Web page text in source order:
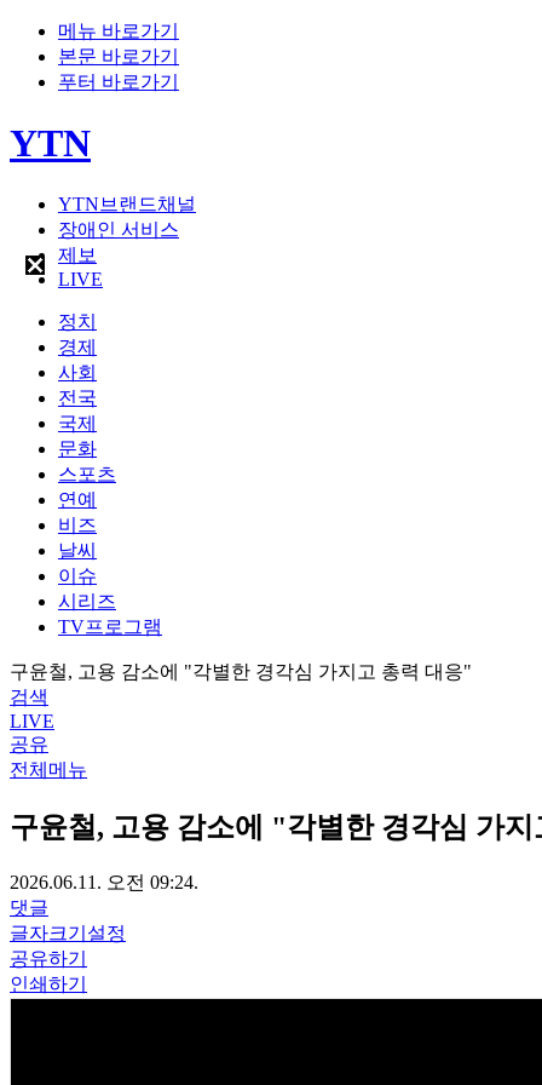
메뉴 바로가기
본문 바로가기
푸터 바로가기
YTN
YTN브랜드채널
장애인 서비스
제보
LIVE
정치
경제
사회
전국
국제
문화
스포츠
연예
비즈
날씨
이슈
시리즈
TV프로그램
구윤철, 고용 감소에 "각별한 경각심 가지고 총력 대응"
검색
LIVE
공유
전체메뉴
구윤철, 고용 감소에 "각별한 경각심 가
2026.06.11. 오전 09:24.
댓글
글자크기설정
공유하기
인쇄하기